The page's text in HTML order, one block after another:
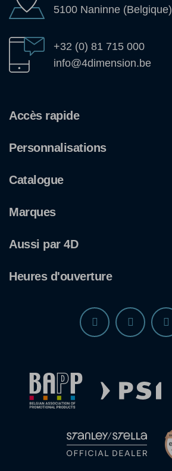
5100 Naninne (Belgique)
+32 (0) 81 715 000
info@4dimension.be
Accès rapide
Personnalisations
Catalogue
Marques
Aussi par 4D
Heures d'ouverture